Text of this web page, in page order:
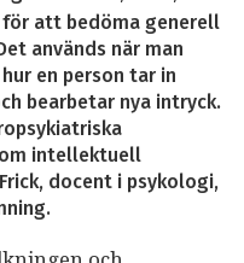
att bedöma generell
används när man
en person tar in
bearbetar nya intryck.
intellektuell
docent i psykologi,